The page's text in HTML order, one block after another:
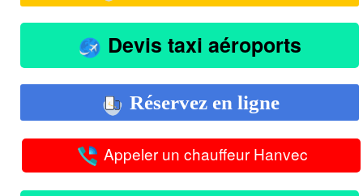
Devis taxi aéroports
Réservez en ligne
Appeler un chauffeur Hanvec